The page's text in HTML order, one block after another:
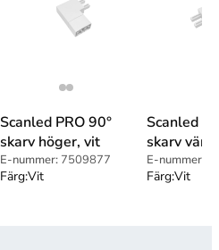
Scanled PRO 90°
skarv höger, vit
E-nummer: 7509877
Färg:Vit
Scanled
skarv
E-nummer:
Färg:Vit